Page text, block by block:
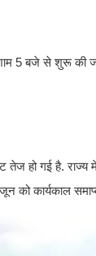
5 बजे से शुरू की
तेज हो गई है. राज्य
कार्यकाल